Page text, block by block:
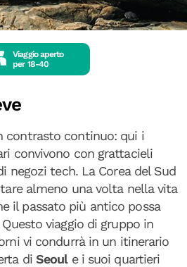
Viaggio aperto
per 18-40
contrasto continuo: qui i
convivono con grattacieli
negozi tech. La Corea del Sud
almeno una volta nella vita
il passato più antico possa
viaggio di gruppo in
vi condurrà in un itinerario
di Seoule i suoi quartieri